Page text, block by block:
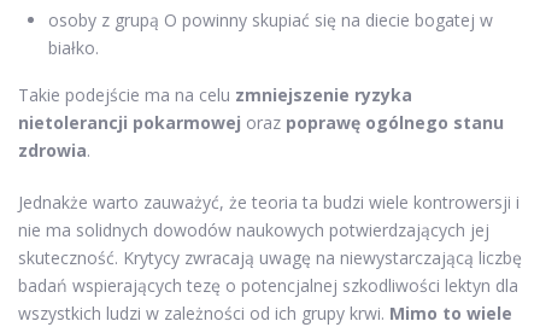
osoby z grupą O powinny skupiać się na diecie bogatej w
białko.
Takie podejście ma na celu zmniejszenie ryzyka
nietolerancji pokarmowej oraz poprawę ogólnego stanu
zdrowia.
Jednakże warto zauważyć, że teoria ta budzi wiele kontrowersji i
nie ma solidnych dowodów naukowych potwierdzających jej
skuteczność. Krytycy zwracają uwagę na niewystarczającą liczbę
badań wspierających tezę o potencjalnej szkodliwości lektyn dla
wszystkich ludzi w zależności od ich grupy krwi. Mimo to wiele